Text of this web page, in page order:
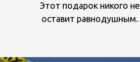
Этот подарок никого не
оставит равнодушным.